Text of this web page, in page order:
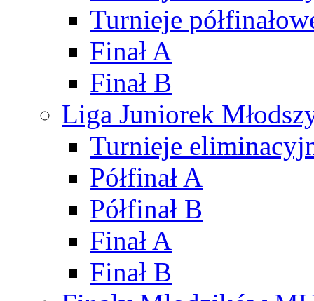
Turnieje
Finał A
Finał B
Liga Juniorek
Turnieje
Półfinał A
Półfinał B
Finał A
Finał B